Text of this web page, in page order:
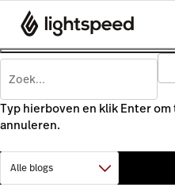
Typ hierboven en klik Enter
annuleren.